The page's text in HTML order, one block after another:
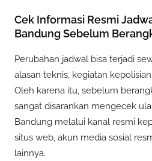
Cek Informasi Resmi
Bandung Sebelum
Perubahan jadwal bisa terjadi
alasan teknis, kegiatan
Oleh karena itu, sebelum
sangat disarankan mengecek
Bandung melalui kanal resmi
situs web, akun media sosial
lainnya.